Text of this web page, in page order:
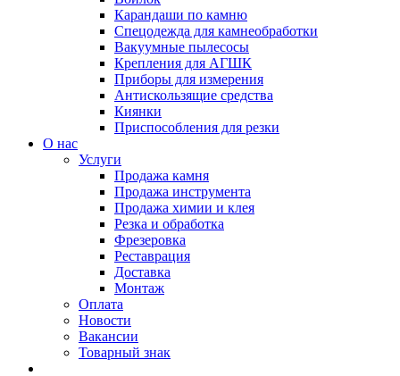
Карандаши по камню
Спецодежда для камнеобработки
Вакуумные пылесосы
Крепления для АГШК
Приборы для измерения
Антискользящие средства
Киянки
Приспособления для резки
О нас
Услуги
Продажа камня
Продажа инструмента
Продажа химии и клея
Резка и обработка
Фрезеровка
Реставрация
Доставка
Монтаж
Оплата
Новости
Вакансии
Товарный знак